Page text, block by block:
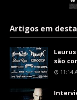
Artigos em
são
11:14